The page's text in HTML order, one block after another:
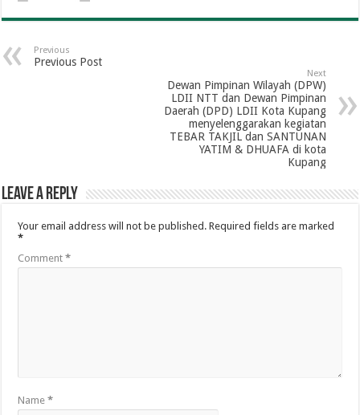
Previous
Previous Post
Next
Dewan Pimpinan Wilayah (DPW)
LDII NTT dan Dewan Pimpinan
Daerah (DPD) LDII Kota Kupang
menyelenggarakan kegiatan
TEBAR TAKJIL dan SANTUNAN
YATIM & DHUAFA di kota
Kupang
Leave a Reply
Your email address will not be published. Required fields are marked
*
Comment*
Name*